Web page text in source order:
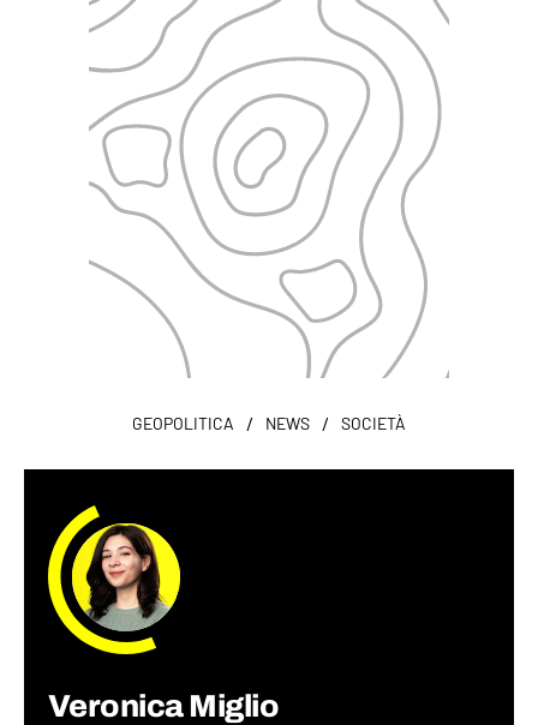
GEOPOLITICA / NEWS / SOCIETÀ
Veronica Miglio